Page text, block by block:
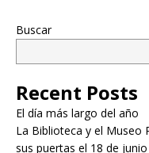
Buscar
Recent Posts
El día más largo del año
La Biblioteca y el Museo
sus puertas el 18 de